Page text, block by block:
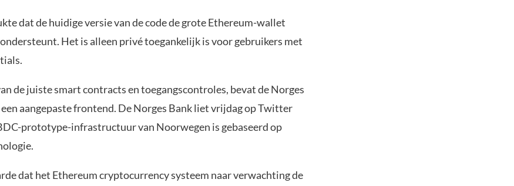
dat de huidige versie van de code de grote Ethereum-wallet
Het is alleen privé toegankelijk is voor gebruikers met
de juiste smart contracts en toegangscontroles, bevat de Norges
aangepaste frontend. De Norges Bank liet vrijdag op Twitter
prototype-infrastructuur van Noorwegen is gebaseerd op
dat het Ethereum cryptocurrency systeem naar verwachting de